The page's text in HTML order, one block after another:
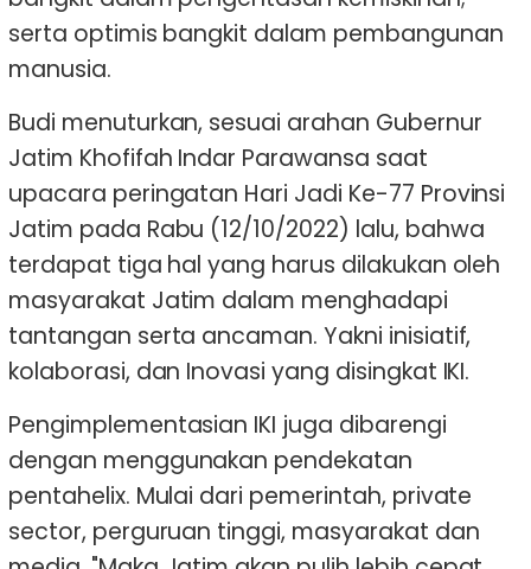
serta optimis bangkit dalam pembangunan
manusia.
Budi menuturkan, sesuai arahan Gubernur
Jatim Khofifah Indar Parawansa saat
upacara peringatan Hari Jadi Ke-77 Provinsi
Jatim pada Rabu (12/10/2022) lalu, bahwa
terdapat tiga hal yang harus dilakukan oleh
masyarakat Jatim dalam menghadapi
tantangan serta ancaman. Yakni inisiatif,
kolaborasi, dan Inovasi yang disingkat IKI.
Pengimplementasian IKI juga dibarengi
dengan menggunakan pendekatan
pentahelix. Mulai dari pemerintah, private
sector, perguruan tinggi, masyarakat dan